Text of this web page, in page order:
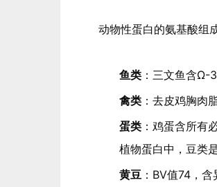
动物性蛋白的氨基酸组
鱼类 ：三文鱼含Ω-
禽类 ：去皮鸡胸肉
蛋类 ：鸡蛋含所有
植物蛋白中，豆类
黄豆 ：BV值74，